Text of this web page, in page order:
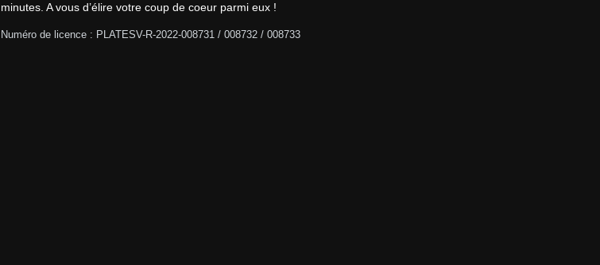
minutes. A vous d’élire votre coup de coeur parmi eux !
Numéro de licence : PLATESV-R-2022-008731 / 008732 / 008733